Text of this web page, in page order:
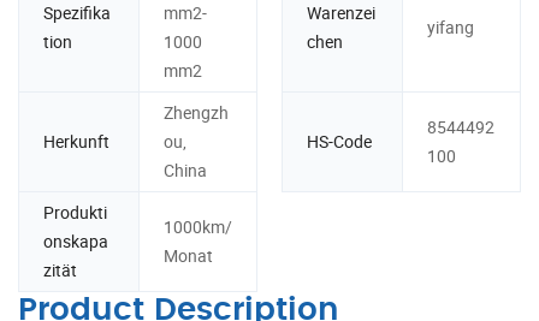
Spezifika
tion
mm2-
1000
mm2
Warenzei
chen
yifang
Herkunft
Zhengzh
ou,
China
HS-Code
8544492
100
Produkti
onskapa
zität
1000km/
Monat
Product Description